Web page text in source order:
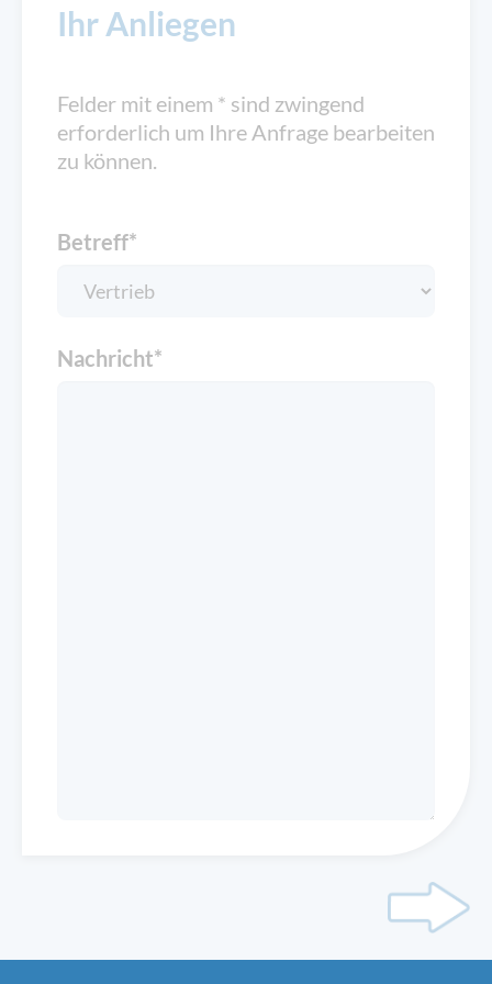
Ihr Anliegen
Felder mit einem * sind zwingend
erforderlich um Ihre Anfrage bearbeiten
zu können.
Betreff*
Nachricht*